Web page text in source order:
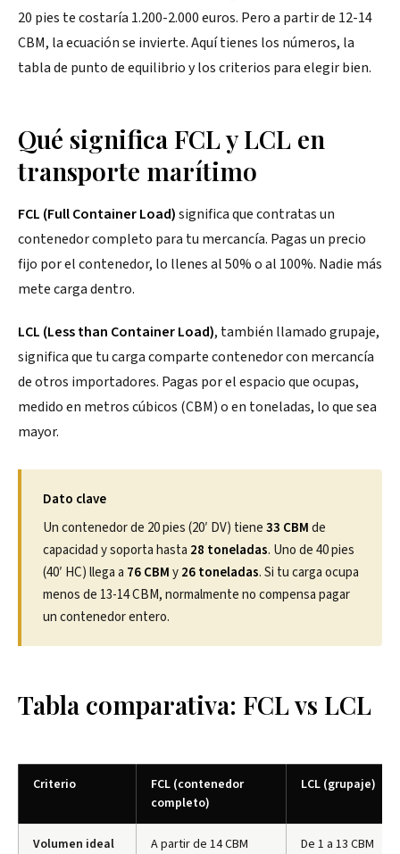
20 pies te costaría 1.200-2.000 euros. Pero a partir de 12-14
CBM, la ecuación se invierte. Aquí tienes los números, la
tabla de punto de equilibrio y los criterios para elegir bien.
Qué significa FCL y LCL en
transporte marítimo
FCL (Full Container Load)significa que contratas un
contenedor completo para tu mercancía. Pagas un precio
fijo por el contenedor, lo llenes al 50% o al 100%. Nadie más
mete carga dentro.
LCL (Less than Container Load), también llamado grupaje,
significa que tu carga comparte contenedor con mercancía
de otros importadores. Pagas por el espacio que ocupas,
medido en metros cúbicos (CBM) o en toneladas, lo que sea
mayor.
Dato clave
Un contenedor de 20 pies (20′ DV) tiene33 CBMde
capacidad y soporta hasta 28 toneladas. Uno de 40 pies
(40′ HC) llega a 76 CBMy26 toneladas. Si tu carga ocupa
menos de 13-14 CBM, normalmente no compensa pagar
un contenedor entero.
Tabla comparativa: FCL vs LCL
Criterio
FCL (contenedor
completo)
LCL (grupaje)
Volumen ideal A partir de 14 CBM De 1 a 13 CBM